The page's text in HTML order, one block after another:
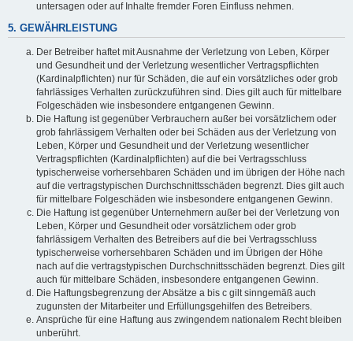
untersagen oder auf Inhalte fremder Foren Einfluss nehmen.
5. GEWÄHRLEISTUNG
Der Betreiber haftet mit Ausnahme der Verletzung von Leben, Körper
und Gesundheit und der Verletzung wesentlicher Vertragspflichten
(Kardinalpflichten) nur für Schäden, die auf ein vorsätzliches oder grob
fahrlässiges Verhalten zurückzuführen sind. Dies gilt auch für mittelbare
Folgeschäden wie insbesondere entgangenen Gewinn.
Die Haftung ist gegenüber Verbrauchern außer bei vorsätzlichem oder
grob fahrlässigem Verhalten oder bei Schäden aus der Verletzung von
Leben, Körper und Gesundheit und der Verletzung wesentlicher
Vertragspflichten (Kardinalpflichten) auf die bei Vertragsschluss
typischerweise vorhersehbaren Schäden und im übrigen der Höhe nach
auf die vertragstypischen Durchschnittsschäden begrenzt. Dies gilt auch
für mittelbare Folgeschäden wie insbesondere entgangenen Gewinn.
Die Haftung ist gegenüber Unternehmern außer bei der Verletzung von
Leben, Körper und Gesundheit oder vorsätzlichem oder grob
fahrlässigem Verhalten des Betreibers auf die bei Vertragsschluss
typischerweise vorhersehbaren Schäden und im Übrigen der Höhe
nach auf die vertragstypischen Durchschnittsschäden begrenzt. Dies gilt
auch für mittelbare Schäden, insbesondere entgangenen Gewinn.
Die Haftungsbegrenzung der Absätze a bis c gilt sinngemäß auch
zugunsten der Mitarbeiter und Erfüllungsgehilfen des Betreibers.
Ansprüche für eine Haftung aus zwingendem nationalem Recht bleiben
unberührt.